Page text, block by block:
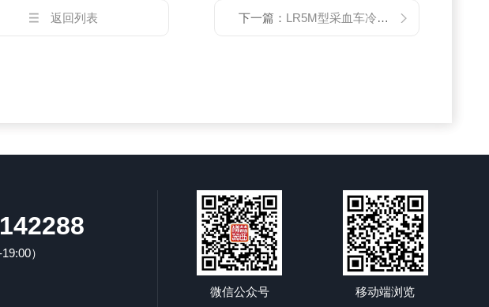
返回列表 下一篇： LR5M型采血车冷冻医用离心机
）
微信公众号 移动端浏览